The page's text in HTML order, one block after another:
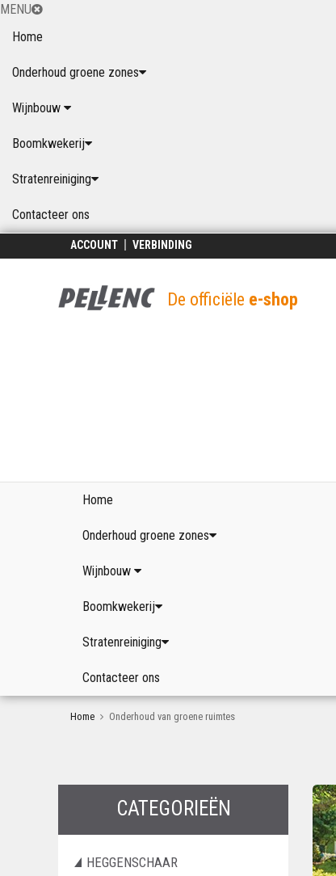
MENU
Home
Onderhoud groene zones
Wijnbouw
Boomkwekerij
Stratenreiniging
Contacteer ons
ACCOUNT VERBINDING
De officiële e-shop
Home
Onderhoud groene zones
Wijnbouw
Boomkwekerij
Stratenreiniging
Contacteer ons
Home Onderhoud van groene ruimtes
CATEGORIEËN
HEGGENSCHAAR